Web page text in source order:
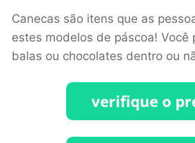
Canecas são itens que as
estes modelos de páscoa! Você
balas ou chocolates dentro ou